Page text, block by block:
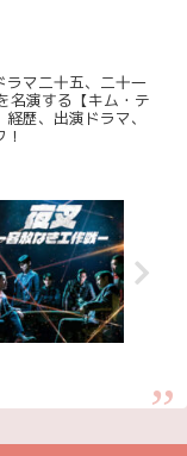
ラマ二十五、二十一
名演する【キム・テ
歴、出演ドラマ、